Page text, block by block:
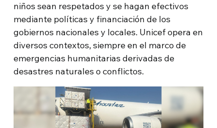
niños sean respetados y se hagan efectivos
mediante políticas y financiación de los
gobiernos nacionales y locales. Unicef opera en
diversos contextos, siempre en el marco de
emergencias humanitarias derivadas de
desastres naturales o conflictos.